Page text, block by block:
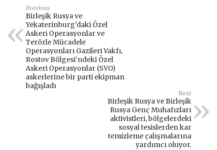
Previous
Birleşik Rusya ve
Yekaterinburg’daki Özel
Askeri Operasyonlar ve
Terörle Mücadele
Operasyonları Gazileri Vakfı,
Rostov Bölgesi’ndeki Özel
Askeri Operasyonlar (SVO)
askerlerine bir parti ekipman
bağışladı
Next
Birleşik Rusya ve Birleşik
Rusya Genç Muhafızları
aktivistleri, bölgelerdeki
sosyal tesislerden kar
temizleme çalışmalarına
yardımcı oluyor.